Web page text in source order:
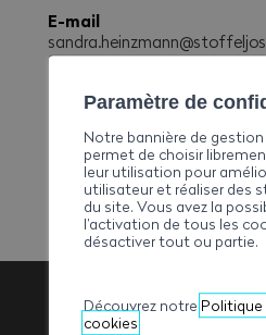
E-mail
+41279464983
+41279467983
Paramètre de
Notre bannière de
permet de choisir
leur utilisation pour
utilisateur et réaliser des
du site. Vous avez la
l’activation de tous les
désactiver tout ou partie.
Découvrez notre Politique
cookies